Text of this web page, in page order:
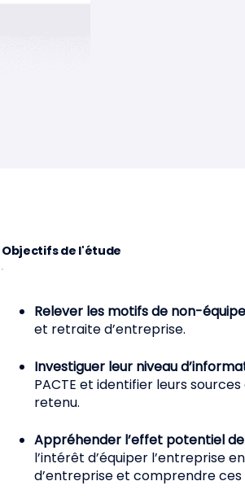
Relever les motifs de non-
et retraite d’entreprise.
Investiguer leur niveau
PACTE et identifier leurs
retenu.
Appréhender l’effet potentiel de
l’intérêt d’équiper l’entreprise
d’entreprise et comprendre
Objectifs de l'étude